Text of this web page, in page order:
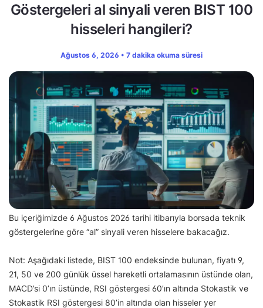
Göstergeleri al sinyali veren BIST 100
hisseleri hangileri?
Ağustos 6, 2026 • 7 dakika okuma süresi
Bu içeriğimizde 6 Ağustos 2026 tarihi itibarıyla borsada teknik
göstergelerine göre “al” sinyali veren hisselere bakacağız.
Not: Aşağıdaki listede, BIST 100 endeksinde bulunan, fiyatı 9,
21, 50 ve 200 günlük üssel hareketli ortalamasının üstünde olan,
MACD’si 0’ın üstünde, RSI göstergesi 60’ın altında Stokastik ve
Stokastik RSI göstergesi 80’in altında olan hisseler yer